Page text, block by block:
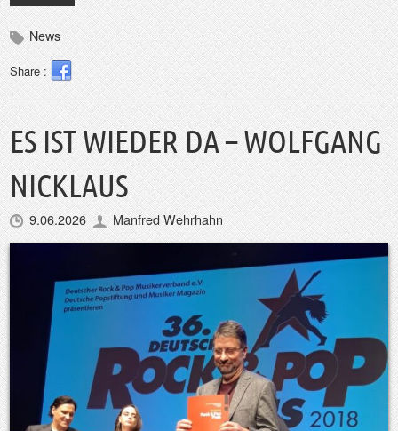
News
Share :
ES IST WIEDER DA – WOLFGANG
NICKLAUS
9.06.2026 Manfred Wehrhahn